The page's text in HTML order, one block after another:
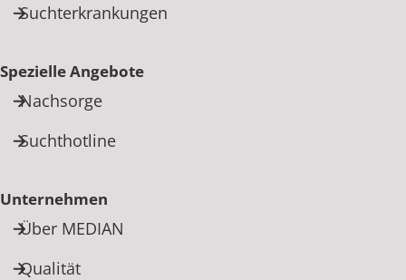
Suchterkrankungen
Spezielle Angebote
Nachsorge
Suchthotline
Unternehmen
Über MEDIAN
Qualität